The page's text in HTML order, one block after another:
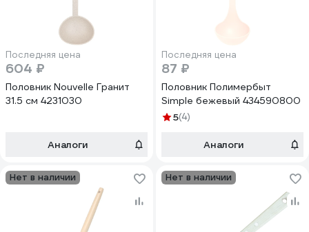
Последняя цена
604 ₽
Половник Nouvelle Гранит
31.5 см 4231030
Аналоги
Последняя цена
87 ₽
Половник Полимербыт
Simple бежевый 434590800
5(4)
Аналоги
Нет в наличии Нет в наличии